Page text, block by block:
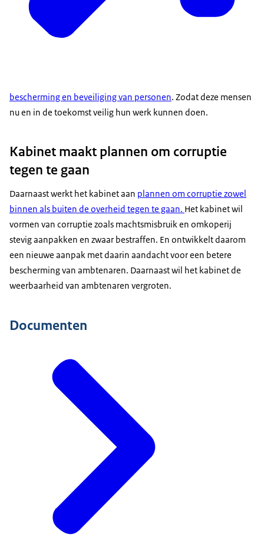
Gemeenten;
bescherming en beveiliging van personen. Zodat deze mensen
nu en in de toekomst veilig hun werk kunnen doen.
Kabinet maakt plannen om corruptie
tegen te gaan
Daarnaast werkt het kabinet aan plannen om corruptie zowel
binnen als buiten de overheid tegen te gaan. Het kabinet wil
vormen van corruptie zoals machtsmisbruik en omkoperij
stevig aanpakken en zwaar bestraffen. En ontwikkelt daarom
een nieuwe aanpak met daarin aandacht voor een betere
bescherming van ambtenaren. Daarnaast wil het kabinet de
weerbaarheid van ambtenaren vergroten.
Documenten